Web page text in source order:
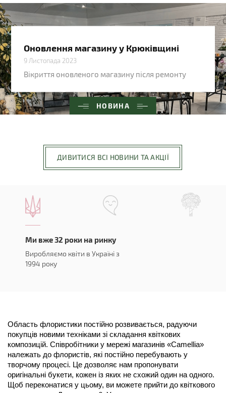
НОВИНА
Оновлення магазину у Крюківщині
9 Листопада 2023
Вікриття оновленого магазину після ремонту
ДИВИТИСЯ ВСІ НОВИНИ ТА АКЦІЇ
Ми вже 32 роки на ринку
Виробляємо квіти в Україні з
1994 року
Область флористики постійно розвивається, радуючи
покупців новими техніками зі складання квіткових
композицій. Співробітники у мережі магазинів «Camellia»
належать до флористів, які постійно перебувають у
творчому процесі. Це дозволяє нам пропонувати
оригінальні букети, кожен із яких не схожий один на одного.
Щоб переконатися у цьому, ви можете прийти до квіткового